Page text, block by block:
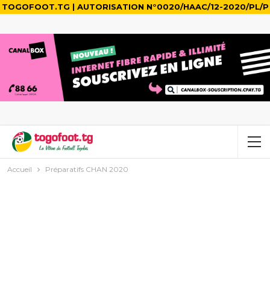
TOGOFOOT.TG | AUTORISATION N°0020/HAAC/12-2020/PL/P
Accueil Préparatifs CHAN 2020